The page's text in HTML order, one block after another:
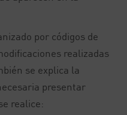
por códigos de
realizadas
se explica la
presentar
realice: